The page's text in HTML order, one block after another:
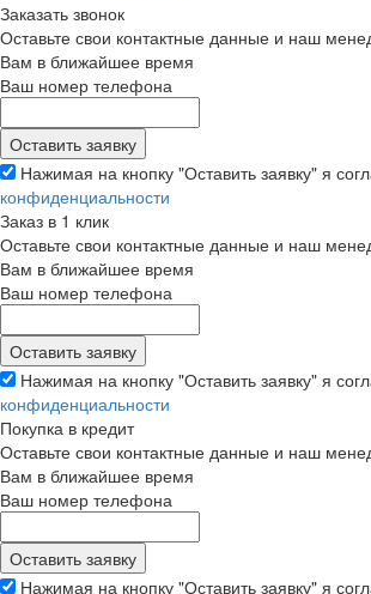
Заказать звонок
Оставьте свои контактные данные и наш
Вам в ближайшее время
Ваш номер телефона
Нажимая на кнопку "Оставить заявку" я
конфиденциальности
Заказ в 1 клик
Оставьте свои контактные данные и наш
Вам в ближайшее время
Ваш номер телефона
Нажимая на кнопку "Оставить заявку" я
конфиденциальности
Покупка в кредит
Оставьте свои контактные данные и наш
Вам в ближайшее время
Ваш номер телефона
Нажимая на кнопку "Оставить заявку" я